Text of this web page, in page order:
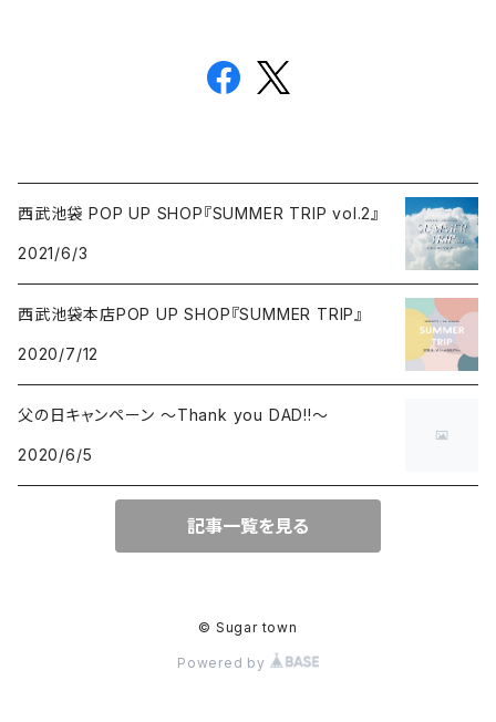
西武池袋 POP UP SHOP『SUMMER TRIP vol.2』
2021/6/3
西武池袋本店POP UP SHOP『SUMMER TRIP』
2020/7/12
父の日キャンペーン ～Thank you DAD!!～
2020/6/5
記事一覧を見る
© Sugar town
Powered by